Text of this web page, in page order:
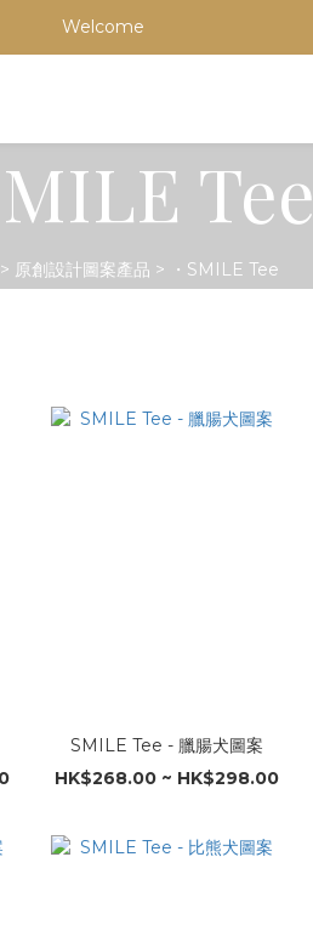
Welcome
Tee
> 原創設計圖案產品 > ・SMILE Tee
SMILE Tee - 臘腸犬圖案
HK$268.00 ~ HK$298.00